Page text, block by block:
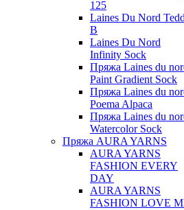
125
Laines Du Nord
B
Laines Du Nord
Infinity Sock
Пряжа Laines du
Paint Gradient Sock
Пряжа Laines du
Poema Alpaca
Пряжа Laines du
Watercolor Sock
Пряжа AURA YARNS
AURA YARNS
FASHION EVERY
DAY
AURA YARNS
FASHION LOVE